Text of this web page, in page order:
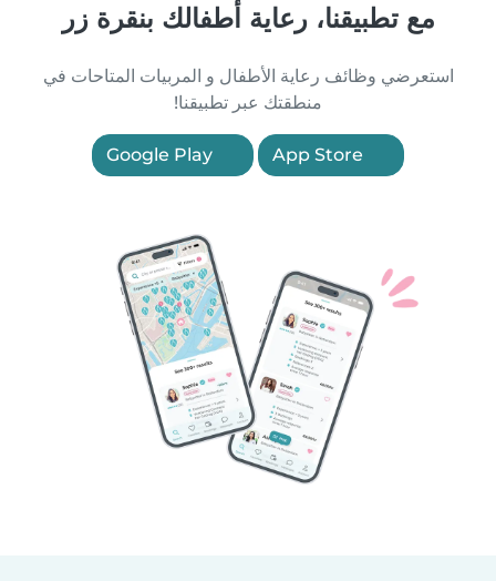
مع تطبيقنا، رعاية أطفالك بنقرة زر
استعرضي وظائف رعاية الأطفال و المربيات المتاحات في
منطقتك عبر تطبيقنا!